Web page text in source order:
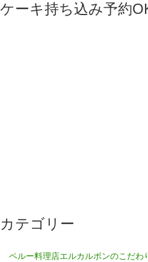
ケーキ持ち込み予約
カテゴリー
ペルー料理店エルカルボンのこだわ